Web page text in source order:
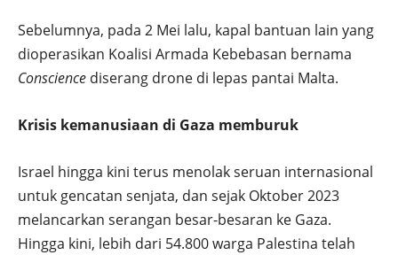
Sebelumnya, pada 2 Mei lalu, kapal bantuan lain yang
dioperasikan Koalisi Armada Kebebasan bernama
Conscience diserang drone di lepas pantai Malta.
Krisis kemanusiaan di Gaza memburuk
Israel hingga kini terus menolak seruan internasional
untuk gencatan senjata, dan sejak Oktober 2023
melancarkan serangan besar-besaran ke Gaza.
Hingga kini, lebih dari 54.800 warga Palestina telah